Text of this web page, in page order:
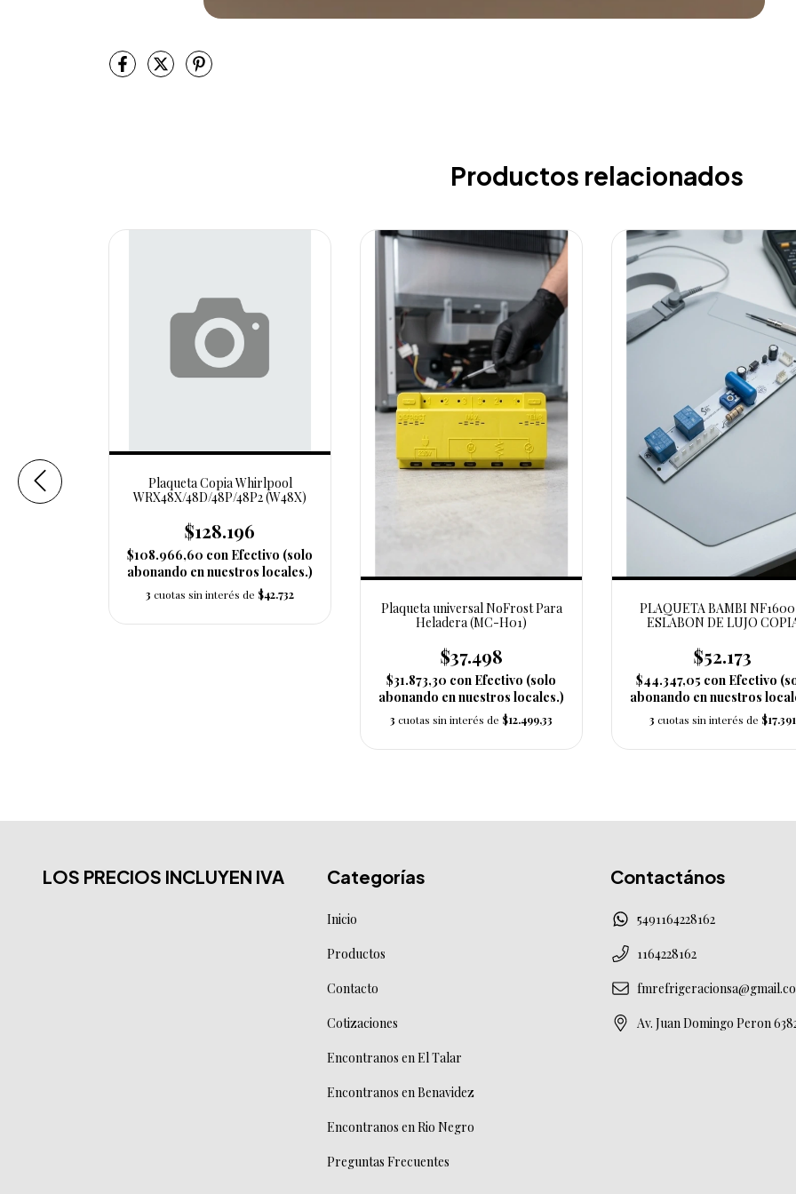
Productos relacionados
Plaqueta Copia Whirlpool
WRX48X/48D/48P/48P2 (W48X)
$128.196
$108.966,60 con Efectivo (solo
abonando en nuestros locales.)
3 cuotas sin interés de $42.732
Plaqueta universal NoFrost Para
Heladera (MC-H01)
$37.498
$31.873,30 con Efectivo (solo
abonando en nuestros locales.)
3 cuotas sin interés de $12.499,33
PLAQUETA BAMBI
ESLABON DE LUJO
$52.173
$44.347,05 con Efectivo
abonando en nuestros
3 cuotas sin interés de $17.391
LOS PRECIOS INCLUYEN IVA Categorías
Inicio
Productos
Contacto
Cotizaciones
Encontranos en El Talar
Encontranos en Benavidez
Encontranos en Rio Negro
Preguntas Frecuentes
Contactános
5491164228162
1164228162
Av. Juan Domingo Peron